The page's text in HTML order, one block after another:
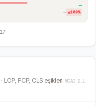
—
— ▲100%
FCP, CLS eşikleri. WCAG 2.1